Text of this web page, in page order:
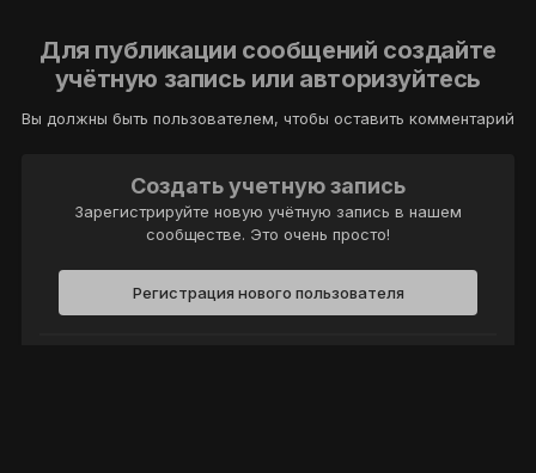
Для публикации сообщений создайте
учётную запись или авторизуйтесь
Вы должны быть пользователем, чтобы оставить комментарий
Создать учетную запись
Зарегистрируйте новую учётную запись в нашем
сообществе. Это очень просто!
Регистрация нового пользователя